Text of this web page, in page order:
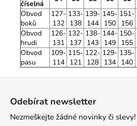
číselná
Obvod
boků
127-
132
133-
138
139-
144
145-
150
151-
156
Obvod
hrudi
126-
131
132-
137
138-
143
144-
149
150-
155
Obvod
pasu
109-
114
115-
121
122-
128
129-
134
135-
140
Odebírat newsletter
Nezmeškejte žádné novinky či slevy!